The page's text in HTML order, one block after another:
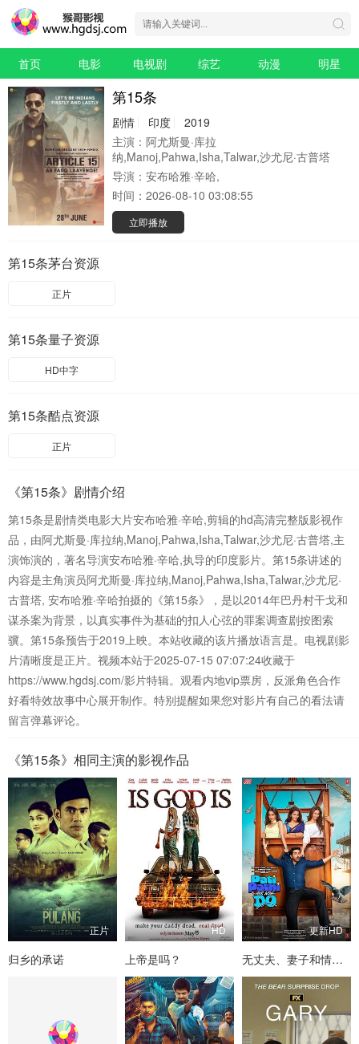
首页 电影 电视剧 综艺 动漫 明星
第15条
剧情 印度
2019
主演： 阿尤斯曼·库拉
纳,Manoj,Pahwa,Isha,Talwar,沙尤尼·古普塔
导演： 安布哈雅·辛哈,
时间： 2026-08-10 03:08:55
立即播放
第15条茅台资源
正片
第15条量子资源
HD中字
第15条酷点资源
正片
《第15条》剧情介绍
第15条是剧情类电影大片安布哈雅·辛哈,剪辑的hd高清完整版影视作
品，由阿尤斯曼·库拉纳,Manoj,Pahwa,Isha,Talwar,沙尤尼·古普塔,主
演饰演的，著名导演安布哈雅·辛哈,执导的印度影片。第15条讲述的
内容是主角演员阿尤斯曼·库拉纳,Manoj,Pahwa,Isha,Talwar,沙尤尼·
古普塔, 安布哈雅·辛哈拍摄的《第15条》，是以2014年巴丹村干戈和
谋杀案为背景，以真实事件为基础的扣人心弦的罪案调查剧按图索
骥。第15条预告于2019上映。本站收藏的该片播放语言是。电视剧影
片清晰度是正片。视频本站于2025-07-15 07:07:24收藏于
https://www.hgdsj.com/影片特辑。观看内地vip票房，反派角色合作
好看特效故事中心展开制作。特别提醒如果您对影片有自己的看法请
留言弹幕评论。
《第15条》相同主演的影视作品
正片
归乡的承诺
HD
上帝是吗？
更新HD
无丈夫、妻子和情人们